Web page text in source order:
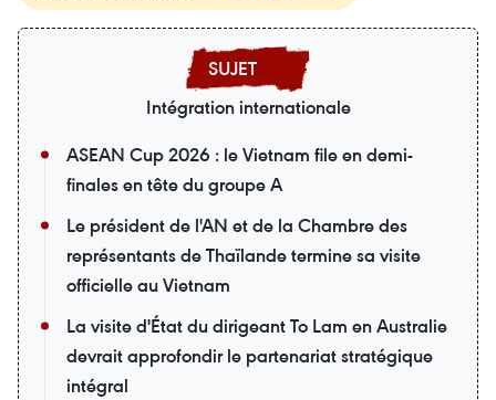
Intégration internationale
ASEAN Cup 2026 : le Vietnam file en demi-
finales en tête du groupe A
Le président de l'AN et de la Chambre des
représentants de Thaïlande termine sa visite
officielle au Vietnam
La visite d'État du dirigeant To Lam en Australie
devrait approfondir le partenariat stratégique
intégral